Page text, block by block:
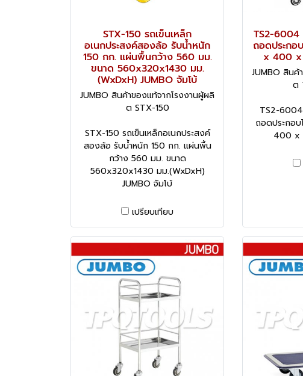
STX-150 รถเข็นเหล็ก
อเนกประสงค์สองล้อ รับน้ำหนัก
150 กก. แผ่นพื้นกว้าง 560 มม.
ขนาด 560x320x1430 มม.
(WxDxH) JUMBO จัมโบ้
JUMBO สินค้าของแท้จากโรงงานผู้ผลิ
ต STX-150
STX-150 รถเข็นเหล็กอเนกประสงค์
สองล้อ รับน้ำหนัก 150 กก. แผ่นพื้น
กว้าง 560 มม. ขนาด
560x320x1430 มม.(WxDxH)
JUMBO จัมโบ้
เปรียบเทียบ
TS2-6004
ถอดประกอ
x 400 x
JUMBO สินค้
ต
TS2-
ถอดประกอ
400 x